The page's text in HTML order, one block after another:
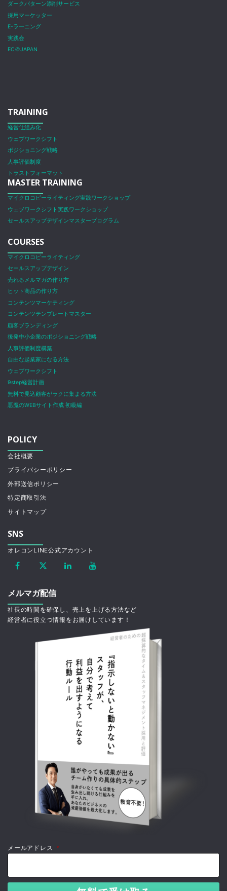
ダークパターン添削サービス
採用マーケッター
E-ラーニング
実践会
EC＠JAPAN
TRAINING
経営仕組み化
ウェブワークシフト
ポジショニング戦略
人事評価制度
トラストフォーマット
MASTER TRAINING
マイクロコピーライティング実践ワークショップ
ウェブワークシフト実践ワークショップ
セールスアップデザインマスタープログラム
COURSES
マイクロコピーライティング
セールスアップデザイン
売れるメルマガの作り方
ヒット商品の作り方
コンテンツマーケティング
コンテンツテンプレートマスター
顧客ブランディング
後発中小企業のポジショニング戦略
人事評価制度構築
自由な起業家になる方法
ウェブワークシフト
9step経営計画
無料で見込顧客がラクに集まる方法
悪魔のWEBサイト作成 初級編
POLICY
会社概要
プライバシーポリシー
外部送信ポリシー
特定商取引法
サイトマップ
SNS
オレコンLINE公式アカウント
メルマガ配信
社長の時間を確保し、売上を上げる方法など
経営者に役立つ情報をお届けしています！
メールアドレス *